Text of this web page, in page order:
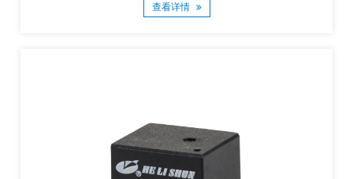
查看详情